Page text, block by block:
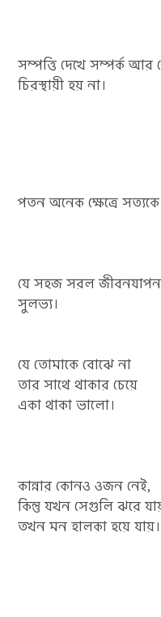
সম্পত্তি দেখে সম্পর্ক আর
চিরস্থায়ী হয় না।
পতন অনেক ক্ষেত্রে
যে সহজ সরল
সুলভ্য।
যে তোমাকে বোঝে না
তার সাথে থাকার চেয়ে
একা থাকা ভালো।
কান্নার কোনও ওজন নেই,
কিন্তু যখন সেগুলি ঝরে
তখন মন হালকা হয়ে যায়।